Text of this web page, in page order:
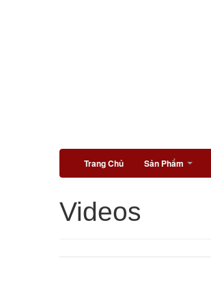
Trang Chủ Sản Phẩm
Videos